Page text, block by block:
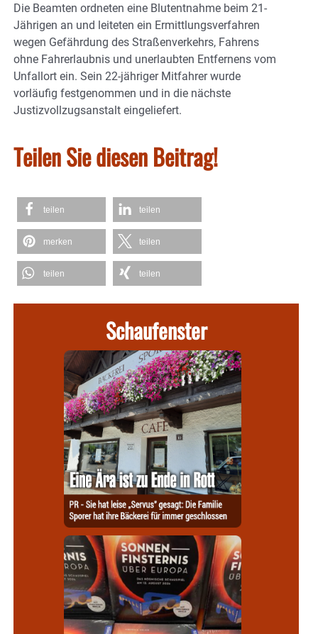
Die Beamten ordneten eine Blutentnahme beim 21-
Jährigen an und leiteten ein Ermittlungsverfahren
wegen Gefährdung des Straßenverkehrs, Fahrens
ohne Fahrerlaubnis und unerlaubten Entfernens vom
Unfallort ein. Sein 22-jähriger Mitfahrer wurde
vorläufig festgenommen und in die nächste
Justizvollzugsanstalt eingeliefert.
Teilen Sie diesen Beitrag!
teilen teilen
merken teilen
teilen teilen
Schaufenster